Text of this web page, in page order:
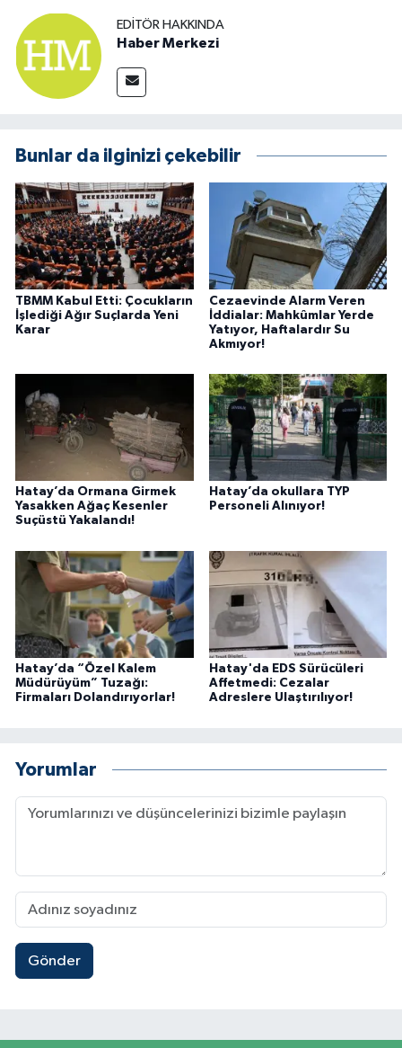
EDITÖR HAKKINDA
Haber Merkezi
Bunlar da ilginizi çekebilir
TBMM Kabul Etti: Çocukların
İşlediği Ağır Suçlarda Yeni
Karar
Cezaevinde Alarm Veren
İddialar: Mahkûmlar Yerde
Yatıyor, Haftalardır Su
Akmıyor!
Hatay’da Ormana Girmek
Yasakken Ağaç Kesenler
Suçüstü Yakalandı!
Hatay’da okullara TYP
Personeli Alınıyor!
Hatay’da “Özel Kalem
Müdürüyüm” Tuzağı:
Firmaları Dolandırıyorlar!
Hatay'da EDS Sürücüleri
Affetmedi: Cezalar
Adreslere Ulaştırılıyor!
Yorumlar
Gönder